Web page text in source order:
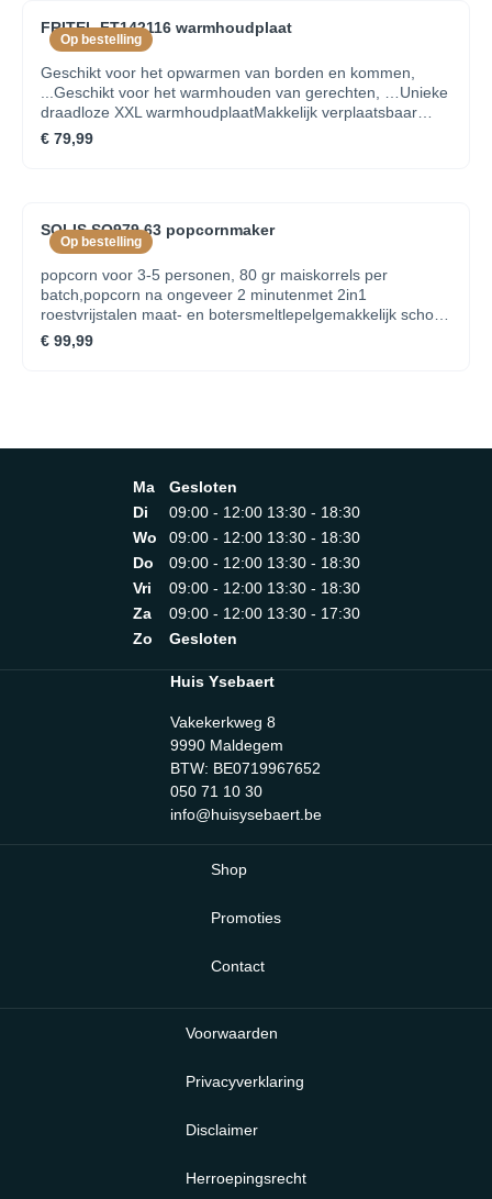
Op bestelling
FRITEL FT142116 warmhoudplaat
Geschikt voor het opwarmen van borden en kommen,
...Geschikt voor het warmhouden van gerechten, …Unieke
draadloze XXL warmhoudplaatMakkelijk verplaatsbaar
dankzij: snoerloos en praktische handvatenSlechts 15
minuten opwarmen voor 2u warme
ReinigingVaatwasserbestendige onderdelen NeeVolledig
demonteerbaar NeePlatenAfmetingen plaat 54 x 41 cm
€ 79,99
Op bestelling
SOLIS SO979.63 popcornmaker
popcorn voor 3-5 personen, 80 gr maiskorrels per
batch,popcorn na ongeveer 2 minutenmet 2in1
roestvrijstalen maat- en botersmeltlepelgemakkelijk schoon
te makendubbelwandige behuizing voor veilig gebruik
€ 99,99
Ma
Gesloten
Di
09:00 - 12:00 13:30 - 18:30
Wo
09:00 - 12:00 13:30 - 18:30
Do
09:00 - 12:00 13:30 - 18:30
Vri
09:00 - 12:00 13:30 - 18:30
Za
09:00 - 12:00 13:30 - 17:30
Zo
Gesloten
Huis Ysebaert
Vakekerkweg 8
9990 Maldegem
BTW: BE0719967652
050 71 10 30
info@huisysebaert.be
Shop
Promoties
Contact
Voorwaarden
Privacyverklaring
Disclaimer
Herroepingsrecht